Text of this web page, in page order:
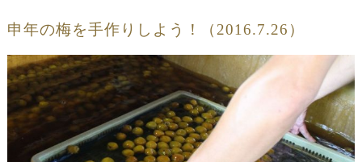
申年の梅を手作りしよう！（2016.7.26）